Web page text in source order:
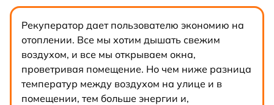
Рекуператор дает пользователю экономию на
отоплении. Все мы хотим дышать свежим
воздухом, и все мы открываем окна,
проветривая помещение. Но чем ниже разница
температур между воздухом на улице и в
помещении, тем больше энергии и,